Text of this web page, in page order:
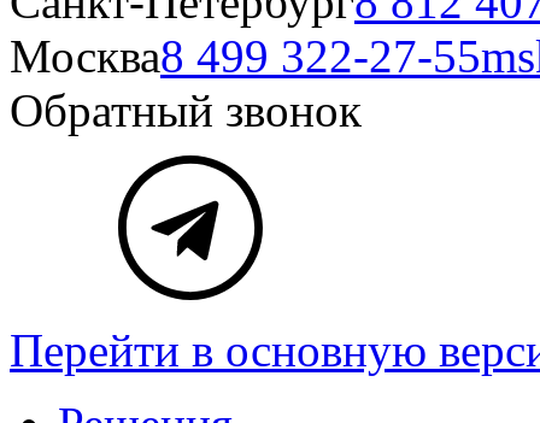
Москва8 499 322-27-55
Обратный звонок
Перейти в основную